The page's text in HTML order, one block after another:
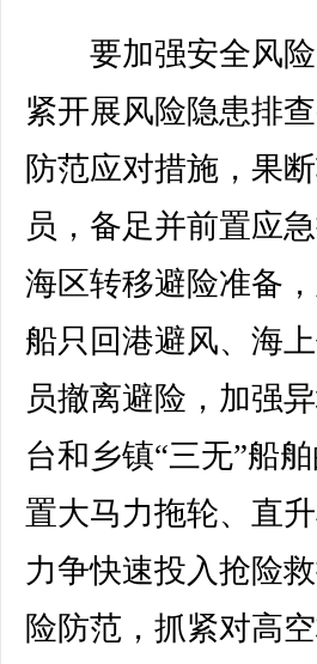
要加强安全风险
紧开展风险隐患排
防范应对措施，果
员，备足并前置应
海区转移避险准备
船只回港避风、海
员撤离避险，加强
台和乡镇“三无”船
置大马力拖轮、直
力争快速投入抢险
险防范，抓紧对高